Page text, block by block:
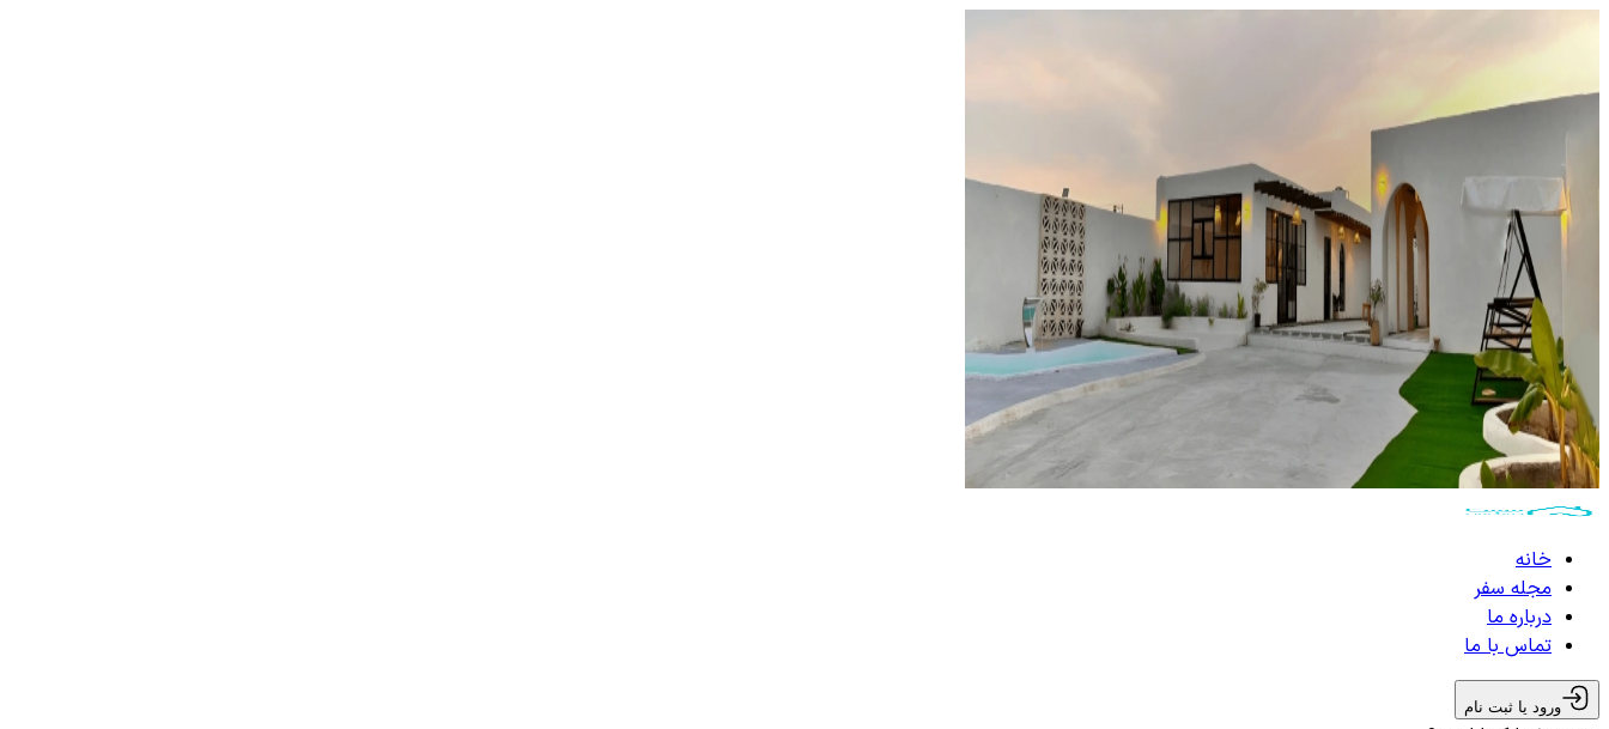
خانه
مجله سفر
درباره ما
تماس با ما
ورود یا ثبت نام